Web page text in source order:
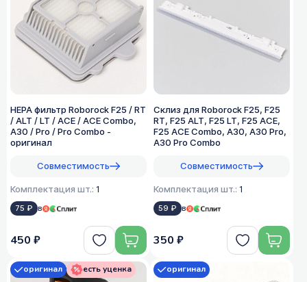
HEPA фильтр Roborock F25 / RT
/ ALT / LT / ACE / ACE Combo,
A30 / Pro / Pro Combo -
оригинал
Совместимость
Комплектация шт.: 1
75 ₽ в
450 ₽
Склиз для Roborock F25, F25
RT, F25 ALT, F25 LT, F25 ACE,
F25 ACE Combo, A30, A30 Pro,
A30 Pro Combo
Совместимость
Комплектация шт.: 1
59 ₽ в
350 ₽
оригинал есть уценка оригинал